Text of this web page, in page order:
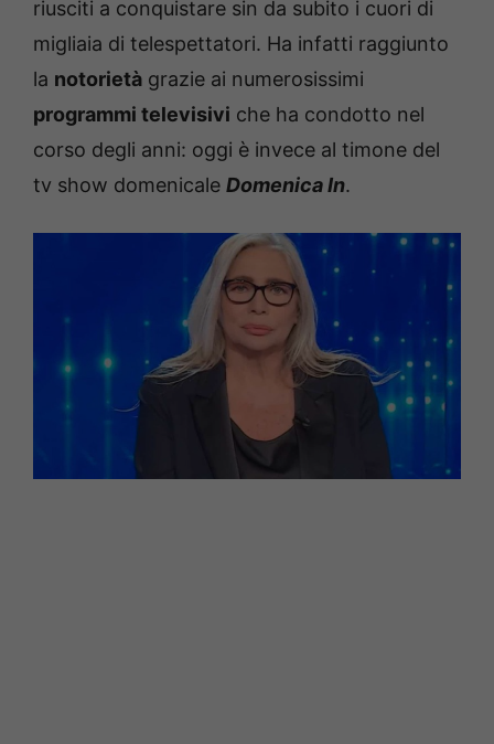
riusciti a conquistare sin da subito i cuori di
migliaia di telespettatori. Ha infatti raggiunto
la notorietà grazie ai numerosissimi
programmi televisivi che ha condotto nel
corso degli anni: oggi è invece al timone del
tv show domenicale Domenica In.